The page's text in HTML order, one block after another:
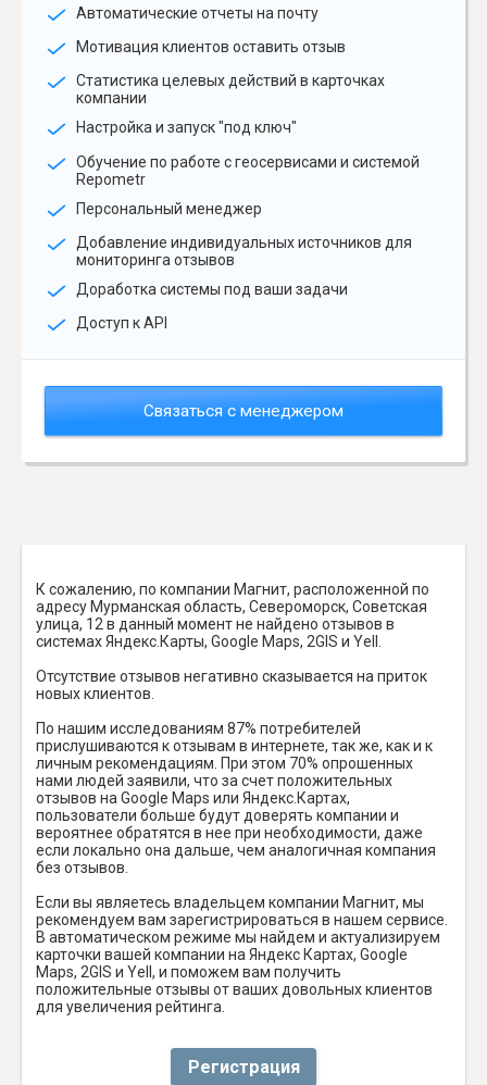
Автоматические отчеты на почту
Мотивация клиентов оставить отзыв
Статистика целевых действий в карточках
компании
Настройка и запуск "под ключ"
Обучение по работе с геосервисами и системой
Repometr
Персональный менеджер
Добавление индивидуальных источников для
мониторинга отзывов
Доработка системы под ваши задачи
Доступ к API
Связаться с менеджером
К сожалению, по компании Магнит, расположенной по
адресу Мурманская область, Североморск, Советская
улица, 12 в данный момент не найдено отзывов в
системах Яндекс.Карты, Google Maps, 2GIS и Yell.
Отсутствие отзывов негативно сказывается на приток
новых клиентов.
По нашим исследованиям 87% потребителей
прислушиваются к отзывам в интернете, так же, как и к
личным рекомендациям. При этом 70% опрошенных
нами людей заявили, что за счет положительных
отзывов на Google Maps или Яндекс.Картах,
пользователи больше будут доверять компании и
вероятнее обратятся в нее при необходимости, даже
если локально она дальше, чем аналогичная компания
без отзывов.
Если вы являетесь владельцем компании Магнит, мы
рекомендуем вам зарегистрироваться в нашем сервисе.
В автоматическом режиме мы найдем и актуализируем
карточки вашей компании на Яндекс Картах, Google
Maps, 2GIS и Yell, и поможем вам получить
положительные отзывы от ваших довольных клиентов
для увеличения рейтинга.
Регистрация